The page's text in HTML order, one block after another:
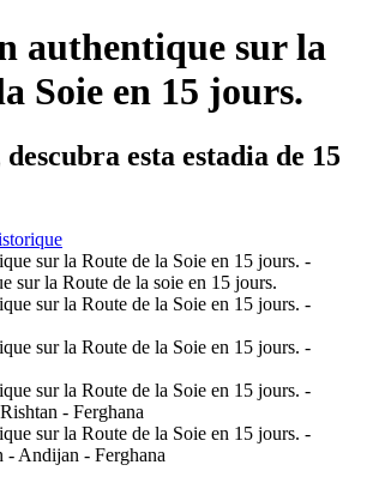
authentique sur la
Soie en 15 jours.
esta estadia de 15